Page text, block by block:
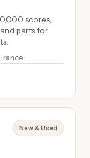
scores,
parts for
New & Used